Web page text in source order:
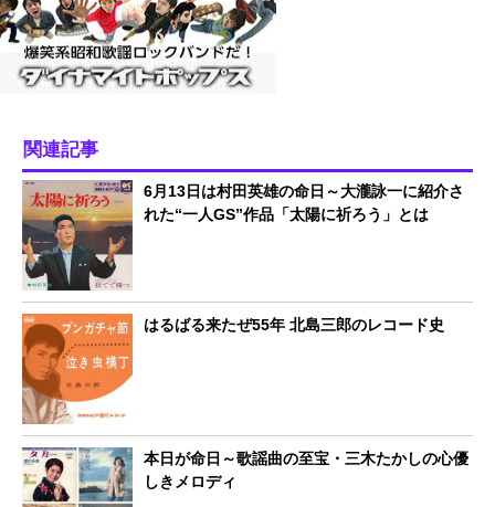
関連記事
6月13日は村田英雄の命日～大瀧詠一に紹介さ
れた“一人GS”作品「太陽に祈ろう」とは
はるばる来たぜ55年 北島三郎のレコード史
本日が命日～歌謡曲の至宝・三木たかしの心優
しきメロディ